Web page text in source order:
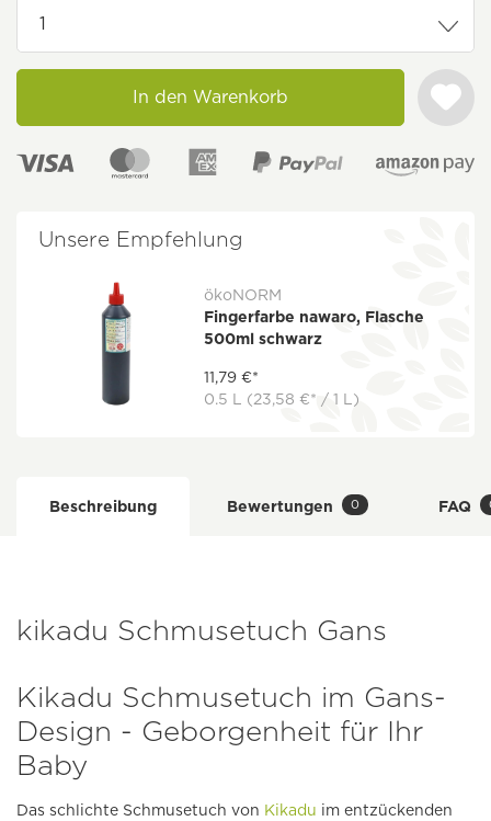
In den Warenkorb
Unsere Empfehlung
ökoNORM
Fingerfarbe nawaro, Flasche
500ml schwarz
11,79 €*
0.5 L (23,58 €* / 1 L)
Beschreibung Bewertungen 0 FAQ
kikadu Schmusetuch Gans
Kikadu Schmusetuch im Gans-
Design - Geborgenheit für Ihr
Baby
Das schlichte Schmusetuch von Kikadu im entzückenden